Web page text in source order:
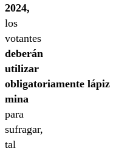
2024,
los
votantes
deberán
utilizar
obligatoriamente lápiz
mina
para
sufragar,
tal